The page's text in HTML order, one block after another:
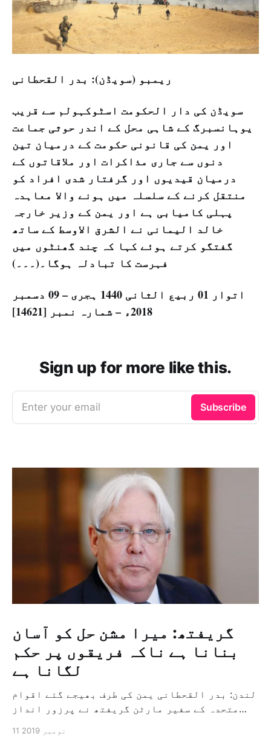
ریمبو (سویڈن): بدر القحطانی
سویڈن کی دار الحکومت اسٹوکہولم سے قریب
یوہانسبرگ کے شاہی محل کے اندر حوثی جماعت
اور یمن کی قانونی حکومت کے درمیان تین
دنوں سے جاری مذاکرات اور ملاقاتوں کے
درمیان قیدیوں اور گرفتار شدی افراد کو
منتقل کرنے کے سلسلہ میں ہونے والا معاہدہ
پہلی کامیابی ہے اور یمن کے وزیر خارجہ
خالد الیمانی نے الشرق الاوسط کے ساتھ
گفتگو کرتے ہوئے کہا کہ چند گھنٹوں میں
فہرست کا تبادلہ ہوگا۔(۔۔۔)
اتوار 01 ربیع الثانی 1440 ہجری – 09 دسمبر
2018ء – شمارہ نمبر [14621]
Sign up for more like this.
Enter your email Subscribe
گریفتھ: میرا مشن حل کو آسان
بنانا ہے ناکہ فریقوں پر حکم
لگانا ہے
لندن: بدر القحطانی یمن کی طرف بھیجے گئے اقوام
متحدہ کے سفیر مارٹن گریفتھ نے پرزور انداز
ثالثی اور اس کشمکش کی حدبندی کرنے کے لئے ایک
11 نومبر 2019